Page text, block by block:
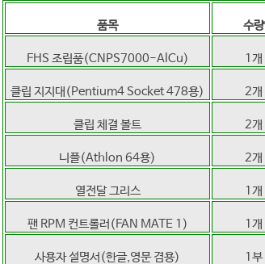
품목 수량
FHS 조립품(CNPS7000-AlCu) 1개
클립 지지대(Pentium4 Socket 478용) 2개
클립 체결 볼트 2개
니플(Athlon 64용) 2개
열전달 그리스 1개
팬 RPM 컨트롤러(FAN MATE 1) 1개
사용자 설명서(한글,영문 겸용) 1부